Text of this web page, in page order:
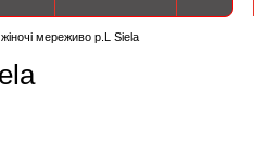
мереживо р.L Siela